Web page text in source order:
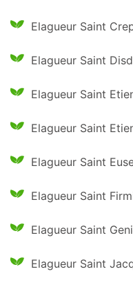
Elagueur Saint
Elagueur Saint
Elagueur Saint
Elagueur Saint
Elagueur Saint
Elagueur Saint
Elagueur Saint
Elagueur Saint